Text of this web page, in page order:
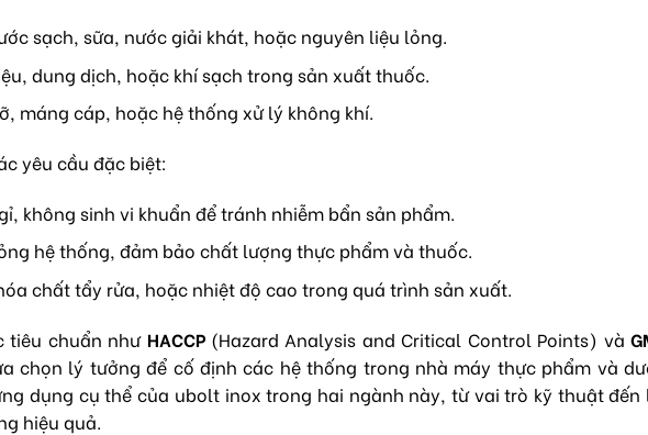
sạch, sữa, nước giải khát, hoặc nguyên liệu lỏng.
dung dịch, hoặc khí sạch trong sản xuất thuốc.
máng cáp, hoặc hệ thống xử lý không khí.
yêu cầu đặc biệt:
không sinh vi khuẩn để tránh nhiễm bẩn sản phẩm.
hệ thống, đảm bảo chất lượng thực phẩm và thuốc.
chất tẩy rửa, hoặc nhiệt độ cao trong quá trình sản xuất.
tiêu chuẩn như HACCP(Hazard Analysis and Critical Control Points) và
chọn lý tưởng để cố định các hệ thống trong nhà máy thực phẩm và
dụng cụ thể của ubolt inox trong hai ngành này, từ vai trò kỹ thuật đến
hiệu quả.